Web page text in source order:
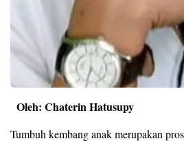
Oleh: Chaterin Hatusupy
Tumbuh kembang anak merupakan